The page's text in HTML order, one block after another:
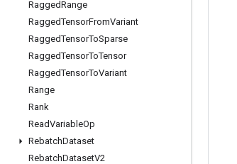
RaggedRange
RaggedTensorFromVariant
RaggedTensorToSparse
RaggedTensorToTensor
RaggedTensorToVariant
Range
Rank
ReadVariableOp
RebatchDataset
RebatchDatasetV2